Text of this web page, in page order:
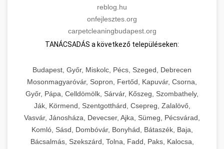
reblog.hu
onfejlesztes.org
carpetcleaningbudapest.org
TANÁCSADÁS a következő településeken:
Budapest, Győr, Miskolc, Pécs, Szeged, Debrecen
Mosonmagyaróvár, Sopron, Fertőd, Kapuvár, Csorna,
Győr, Pápa, Celldömölk, Sárvár, Kőszeg, Szombathely,
Ják, Körmend, Szentgotthárd, Csepreg, Zalalövő,
Vasvár, Jánosháza, Devecser, Ajka, Sümeg, Pécsvárad,
Komló, Sásd, Dombóvár, Bonyhád, Bátaszék, Baja,
Bácsalmás, Szekszárd, Tolna, Fadd, Paks, Kalocsa,